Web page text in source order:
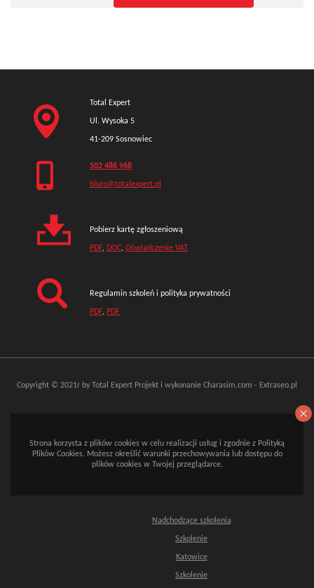
Total Expert
Ul. Wysoka 5
41-209 Sosnowiec
502 486 968
biuro@totalexpert.pl
Pobierz kartę zgłoszeniową
PDF, DOC, Oświadczenie VAT
Regulamin szkoleń i polityka prywatności
PDF, PDF
Copyright © 2021r by Total Expert Projekt i wykonanie Charasim.com - Extraseo.pl
Strona korzysta z plików cookies w celu realizacji usług i zgodnie z Polityką
Plików Cookies. Możesz określić warunki przechowywania lub dostępu do
plików cookies w Twojej przeglądarce.
Nadchodzące szkolenia
Szkolenie
Katowice
Szkolenie